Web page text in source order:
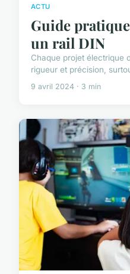
ACTU
Guide
un rail DIN
Chaque projet électrique
rigueur et précision,
9 avril 2024 · 3 min